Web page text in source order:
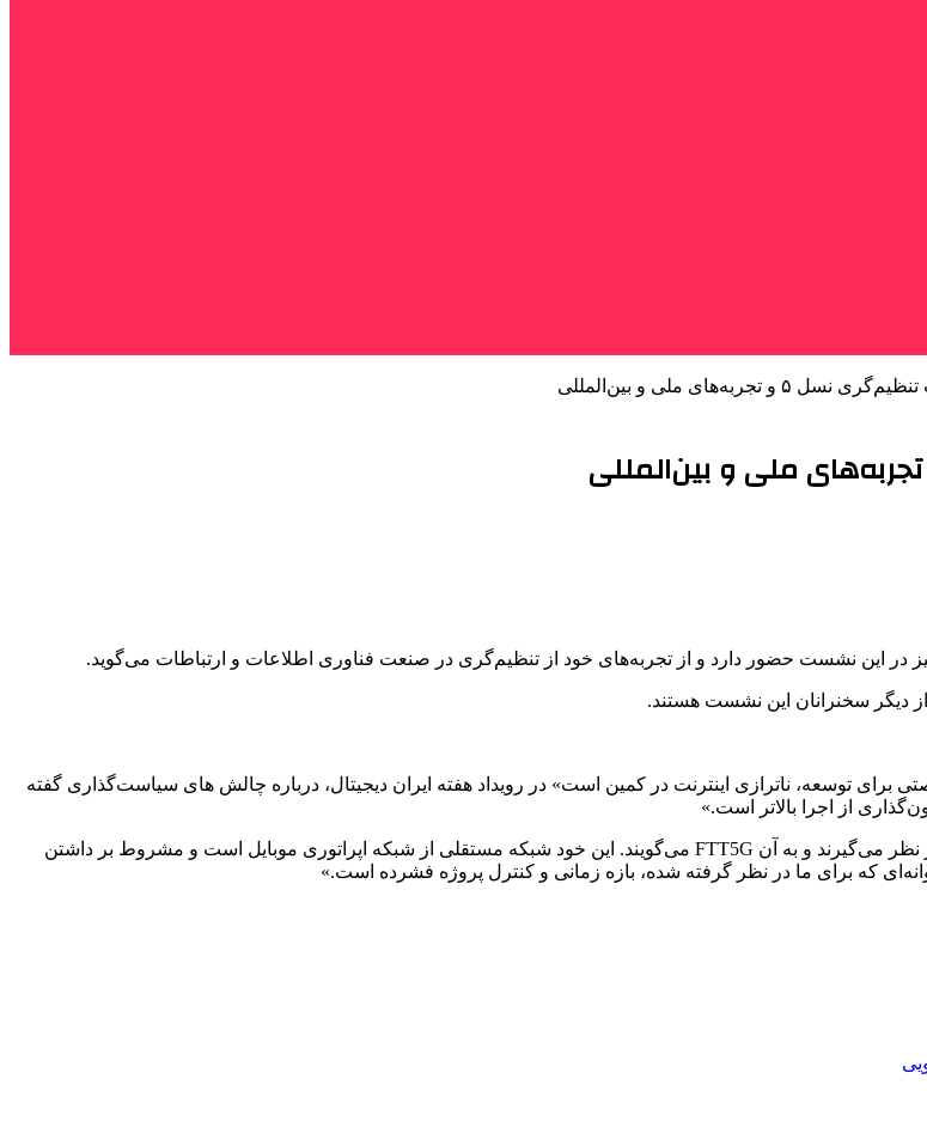
ملی و بین‌المللی
در این نشست حضور دارد و از تجربه‌های خود از تنظیم‌گری در صنعت فناوری اطلاعات و ارتباطات می‌گوید.
دیگر سخنرانان این نشست هستند.
مدیرعامل آسیاتک چندی پیش نیز در نشست تخصصی «شبکه فیبرنوری FTTH و G5 فرصتی برای توسعه، ناترازی اینترنت در کمین است» در رویداد هفته ایران دیجیتال، درباره چالش‎ های سیاست‌گذاری گفته
از اجرا بالاتر است.»
او همچنین گفته بود: «در دنیا هم وقتی از تغییر نسل صحبت می‌شود، آن را معادل فیبر در نظر می‌گیرند و به آن FTT5G‌ می‌گویند. این خود شبکه مستقلی از شبکه اپراتوری موبایل است و مشروط بر داشتن
که برای ما در نظر گرفته شده، بازه زمانی و کنترل پروژه فشرده است.»